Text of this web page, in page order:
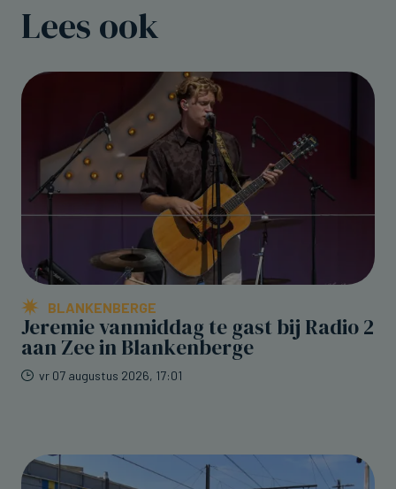
Lees ook
BLANKENBERGE
Jeremie vanmiddag te gast bij Radio 2
aan Zee in Blankenberge
vr 07 augustus 2026, 17:01